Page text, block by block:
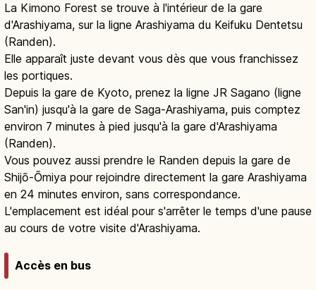
La Kimono Forest se trouve à l'intérieur de la gare
d'Arashiyama, sur la ligne Arashiyama du Keifuku Dentetsu
(Randen).
Elle apparaît juste devant vous dès que vous franchissez
les portiques.
Depuis la gare de Kyoto, prenez la ligne JR Sagano (ligne
San'in) jusqu'à la gare de Saga-Arashiyama, puis comptez
environ 7 minutes à pied jusqu'à la gare d'Arashiyama
(Randen).
Vous pouvez aussi prendre le Randen depuis la gare de
Shijō-Ōmiya pour rejoindre directement la gare Arashiyama
en 24 minutes environ, sans correspondance.
L'emplacement est idéal pour s'arrêter le temps d'une pause
au cours de votre visite d'Arashiyama.
Accès en bus